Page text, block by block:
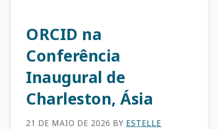
ORCID na
Conferência
Inaugural de
Charleston, Ásia
21 DE MAIO DE 2026 BY ESTELLE